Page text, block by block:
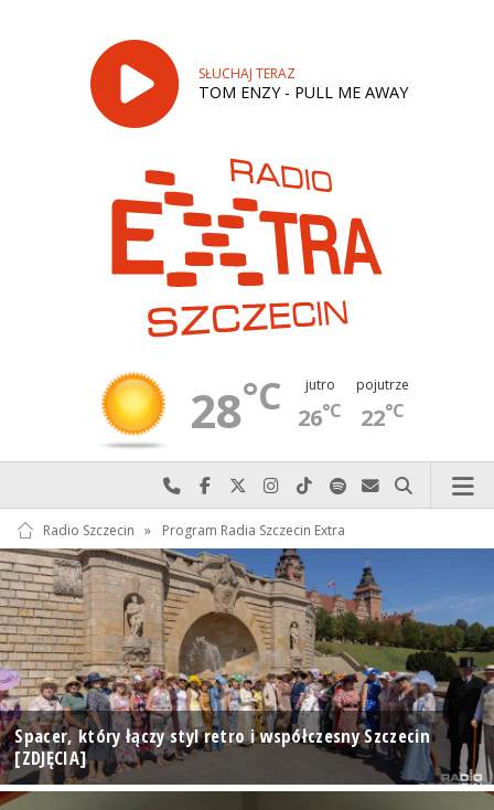
SŁUCHAJ TERAZ
TOM ENZY - PULL ME AWAY
28°C jutro
26°C
pojutrze
22°C
Najlepiej po prostu do nas zadzwoń
Odwiedź nas na Facebook-u
Odwiedź nas na X
Odwiedź nas na Instagram-ie
Odwiedź nas na TikTok-u
Szukaj nas na Spotify
Wyślij do nas
Szukaj
Radio Szczecin » Program Radia Szczecin Extra
Spacer, który łączy styl retro i współczesny Szczecin
[ZDJĘCIA]